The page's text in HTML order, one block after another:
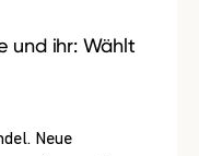
und ihr: Wählt
Neue